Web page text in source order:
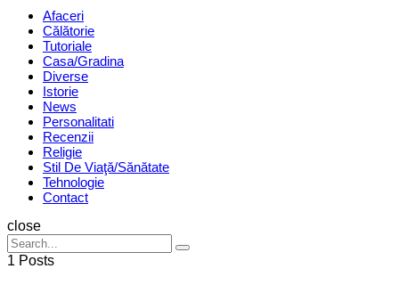
Menu Afaceri
Călătorie
Tutoriale
Casa/Gradina
Diverse
Istorie
News
Personalitati
Recenzii
Religie
Stil De Viaţă/Sănătate
Tehnologie
Contact
Search
close
Search
for:
Search
1 Posts